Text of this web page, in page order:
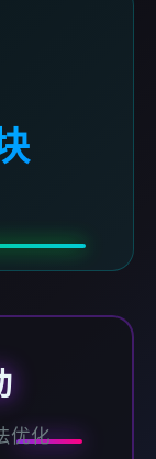
优化